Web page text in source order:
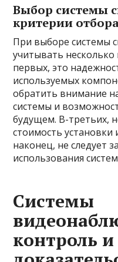
Выбор системы
критерии
При выборе системы
учитывать
первых, это
используемых
обратить внимание
системы и
будущем. В-третьих,
стоимость установки
наконец, не следует
использования
Системы
контроль и